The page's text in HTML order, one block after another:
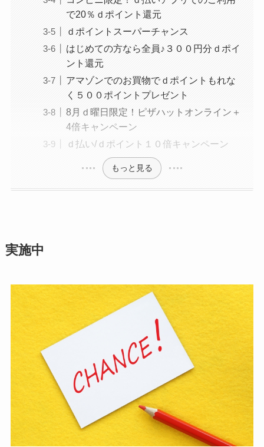
で20％ｄポイント還元
ｄポイントスーパーチャンス
はじめての方なら全員♪３００円分ｄポイ
ント還元
アマゾンでのお買物でｄポイントもれな
く５００ポイントプレゼント
8月ｄ曜日限定！ピザハットオンライン＋
4倍キャンペーン
ｄ払い/ｄポイント１０倍キャンペーン
もっと見る
実施中